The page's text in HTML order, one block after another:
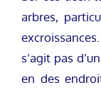
arbres,
s’agit pas
en des